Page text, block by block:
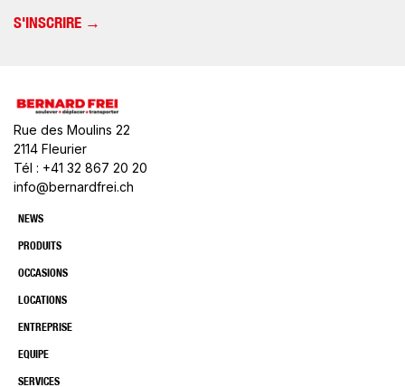
Rue des Moulins 22
2114 Fleurier
Tél : +41 32 867 20 20
info@bernardfrei.ch
NEWS
PRODUITS
OCCASIONS
LOCATIONS
ENTREPRISE
EQUIPE
SERVICES